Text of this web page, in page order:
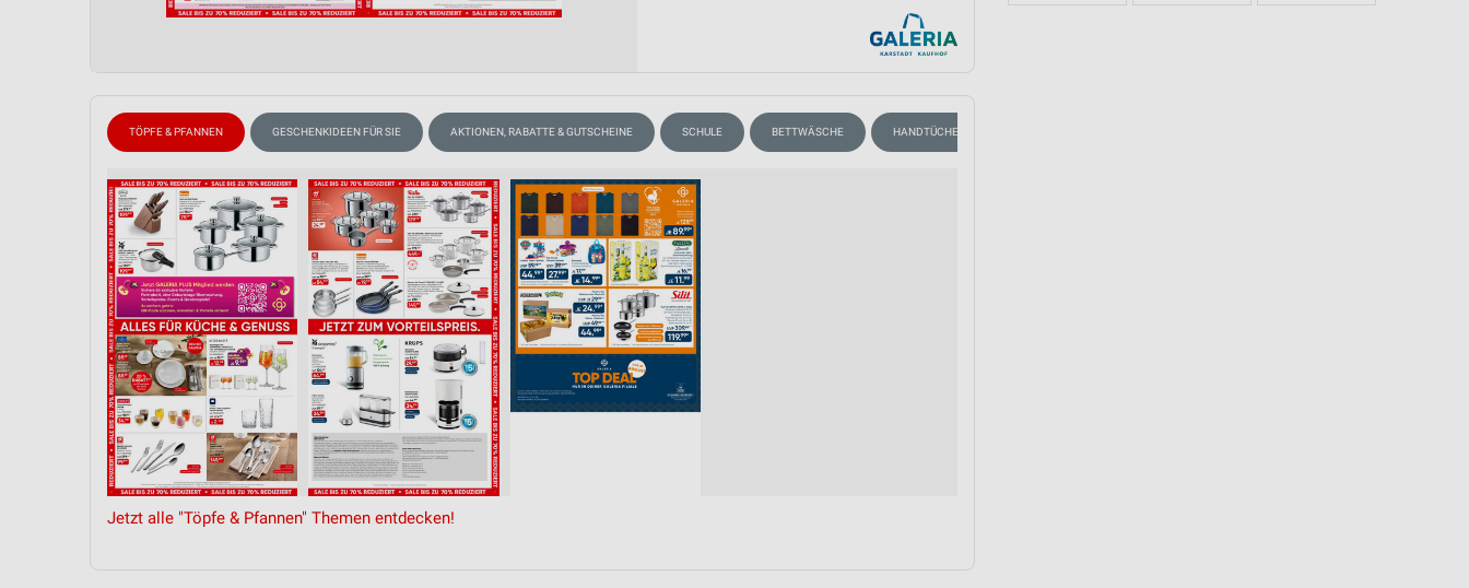
TÖPFE & PFANNEN GESCHENKIDEEN FÜR SIE AKTIONEN, RABATTE & GUTSCHEINE SCHULE BETTWÄSCHE HANDTÜCHER
Jetzt alle "Töpfe & Pfannen" Themen entdecken!